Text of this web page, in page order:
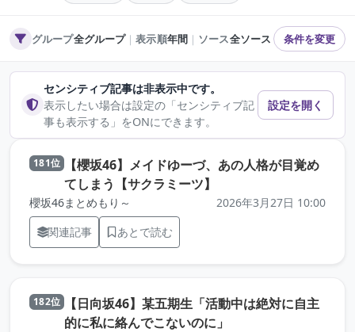
グループ全グループ｜表示順年間｜ ソース全ソース 条件を変更
センシティブ記事は非表示中です。
表示したい場合は設定の「センシティブ記
事も表示する」をONにできます。
設定を開く
181位
【櫻坂46】メイドゆーづ、あの人格が目覚め
てしまう【サクラミーツ】
櫻坂46まとめもり～
2026年3月27日 10:00
関連記事
あとで読む
182位
【日向坂46】某五期生「活動中は絶対に自主
的に私に絡んでこないのに」